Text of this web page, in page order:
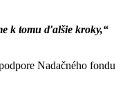
k tomu ďalšie kroky,“
Nadačného fondu